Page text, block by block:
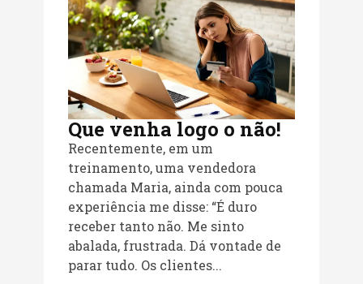
Que venha logo o não!
Recentemente, em um
treinamento, uma vendedora
chamada Maria, ainda com pouca
experiência me disse: “É duro
receber tanto não. Me sinto
abalada, frustrada. Dá vontade de
parar tudo. Os clientes...